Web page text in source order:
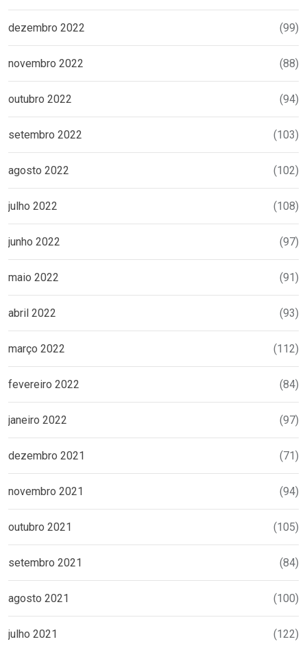
dezembro 2022 (99)
novembro 2022 (88)
outubro 2022 (94)
setembro 2022 (103)
agosto 2022 (102)
julho 2022 (108)
junho 2022 (97)
maio 2022 (91)
abril 2022 (93)
março 2022 (112)
fevereiro 2022 (84)
janeiro 2022 (97)
dezembro 2021 (71)
novembro 2021 (94)
outubro 2021 (105)
setembro 2021 (84)
agosto 2021 (100)
julho 2021 (122)